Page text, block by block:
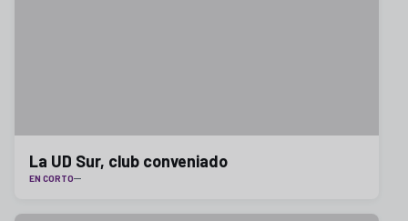
La UD Sur, club conveniado
EN CORTO